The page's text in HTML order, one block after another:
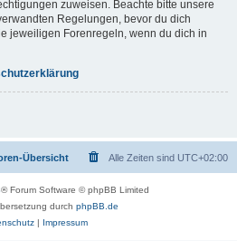
zuweisen. Beachte bitte unsere
Regelungen, bevor du dich
jeweiligen Forenregeln, wenn du dich in
Übersicht Alle Zeiten sind UTC+02:00
® Forum Software © phpBB Limited
durch phpBB.de
| Impressum